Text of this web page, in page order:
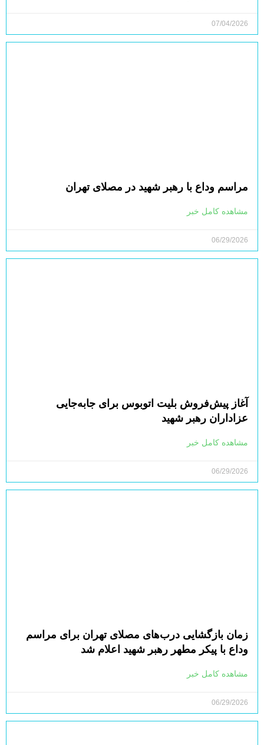
07/04/2026
مراسم وداع با رهبر شهید در مصلای تهران
مشاهده کامل خبر
06/29/2026
آغاز پیش‌فروش بلیت اتوبوس برای جابه‌جایی
عزاداران رهبر شهید
مشاهده کامل خبر
06/29/2026
زمان بازگشایی درب‌های مصلای تهران برای مراسم
وداع با پیکر مطهر رهبر شهید اعلام شد
مشاهده کامل خبر
06/29/2026